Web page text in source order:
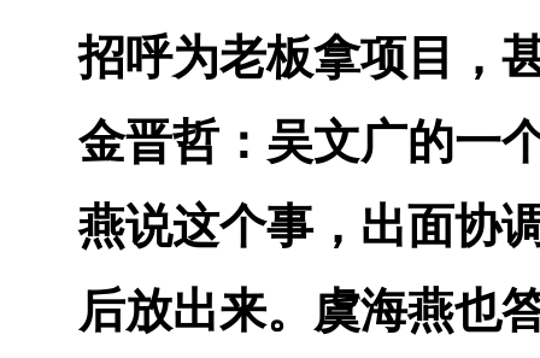
招呼为老板拿项目，
金晋哲： 吴文广的一
燕说这个事，出面协
后放出来。虞海燕也